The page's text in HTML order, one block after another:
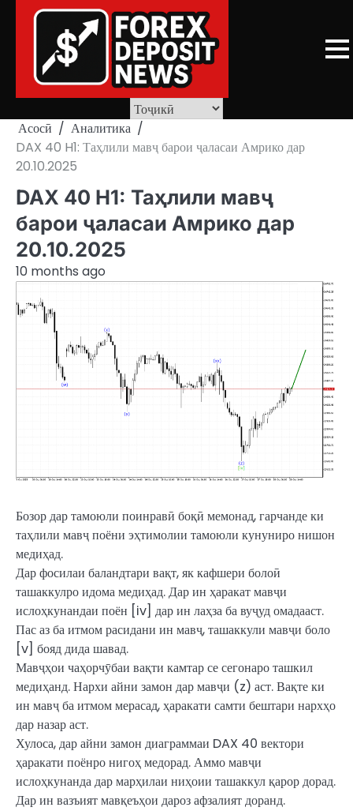
Асосӣ
Аналитика
DAX 40 H1: Таҳлили мавҷ барои ҷаласаи Амрико дар
20.10.2025
DAX 40 H1: Таҳлили мавҷ
барои ҷаласаи Амрико дар
20.10.2025
10 months ago
Бозор дар тамоюли поинравӣ боқӣ мемонад, гарчанде ки
таҳлили мавҷ поёни эҳтимолии тамоюли кунуниро нишон
медиҳад.
Дар фосилаи баландтари вақт, як кафшери болоӣ
ташаккулро идома медиҳад. Дар ин ҳаракат мавҷи
ислоҳкунандаи поён [iv] дар ин лаҳза ба вуҷуд омадааст.
Пас аз ба итмом расидани ин мавҷ, ташаккули мавҷи боло
[v] бояд дида шавад.
Мавҷҳои чаҳорчӯбаи вақти камтар се сегонаро ташкил
медиҳанд. Нархи айни замон дар мавҷи (z) аст. Вақте ки
ин мавҷ ба итмом мерасад, ҳаракати самти бештари нархҳо
дар назар аст.
Хулоса, дар айни замон диаграммаи DAX 40 вектори
ҳаракати поёнро нигоҳ медорад. Аммо мавҷи
ислоҳкунанда дар марҳилаи ниҳоии ташаккул қарор дорад.
Дар ин вазъият мавқеъҳои дароз афзалият доранд.